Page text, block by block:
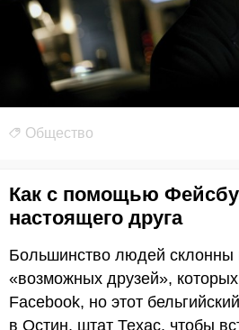
Общество
Как с помощью
настоящего друга
Большинство людей склонны
«возможных друзей»,
Facebook, но этот
в Остин, штат Техас, чтобы